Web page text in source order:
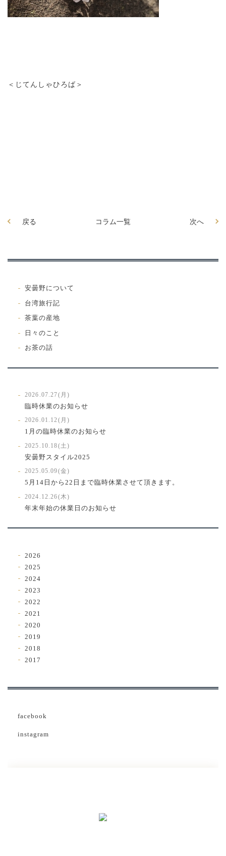
＜じてんしゃひろば＞
戻る コラム一覧 次へ
安曇野について
台湾旅行記
茶葉の産地
日々のこと
お茶の話
2026.07.27(月)
臨時休業のお知らせ
2026.01.12(月)
1月の臨時休業のお知らせ
2025.10.18(土)
安曇野スタイル2025
2025.05.09(金)
5月14日から22日まで臨時休業させて頂きます。
2024.12.26(木)
年末年始の休業日のお知らせ
2026
2025
2024
2023
2022
2021
2020
2019
2018
2017
facebook
instagram